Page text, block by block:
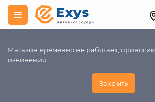
Магазин временно не работает,
извинения
Закрыть